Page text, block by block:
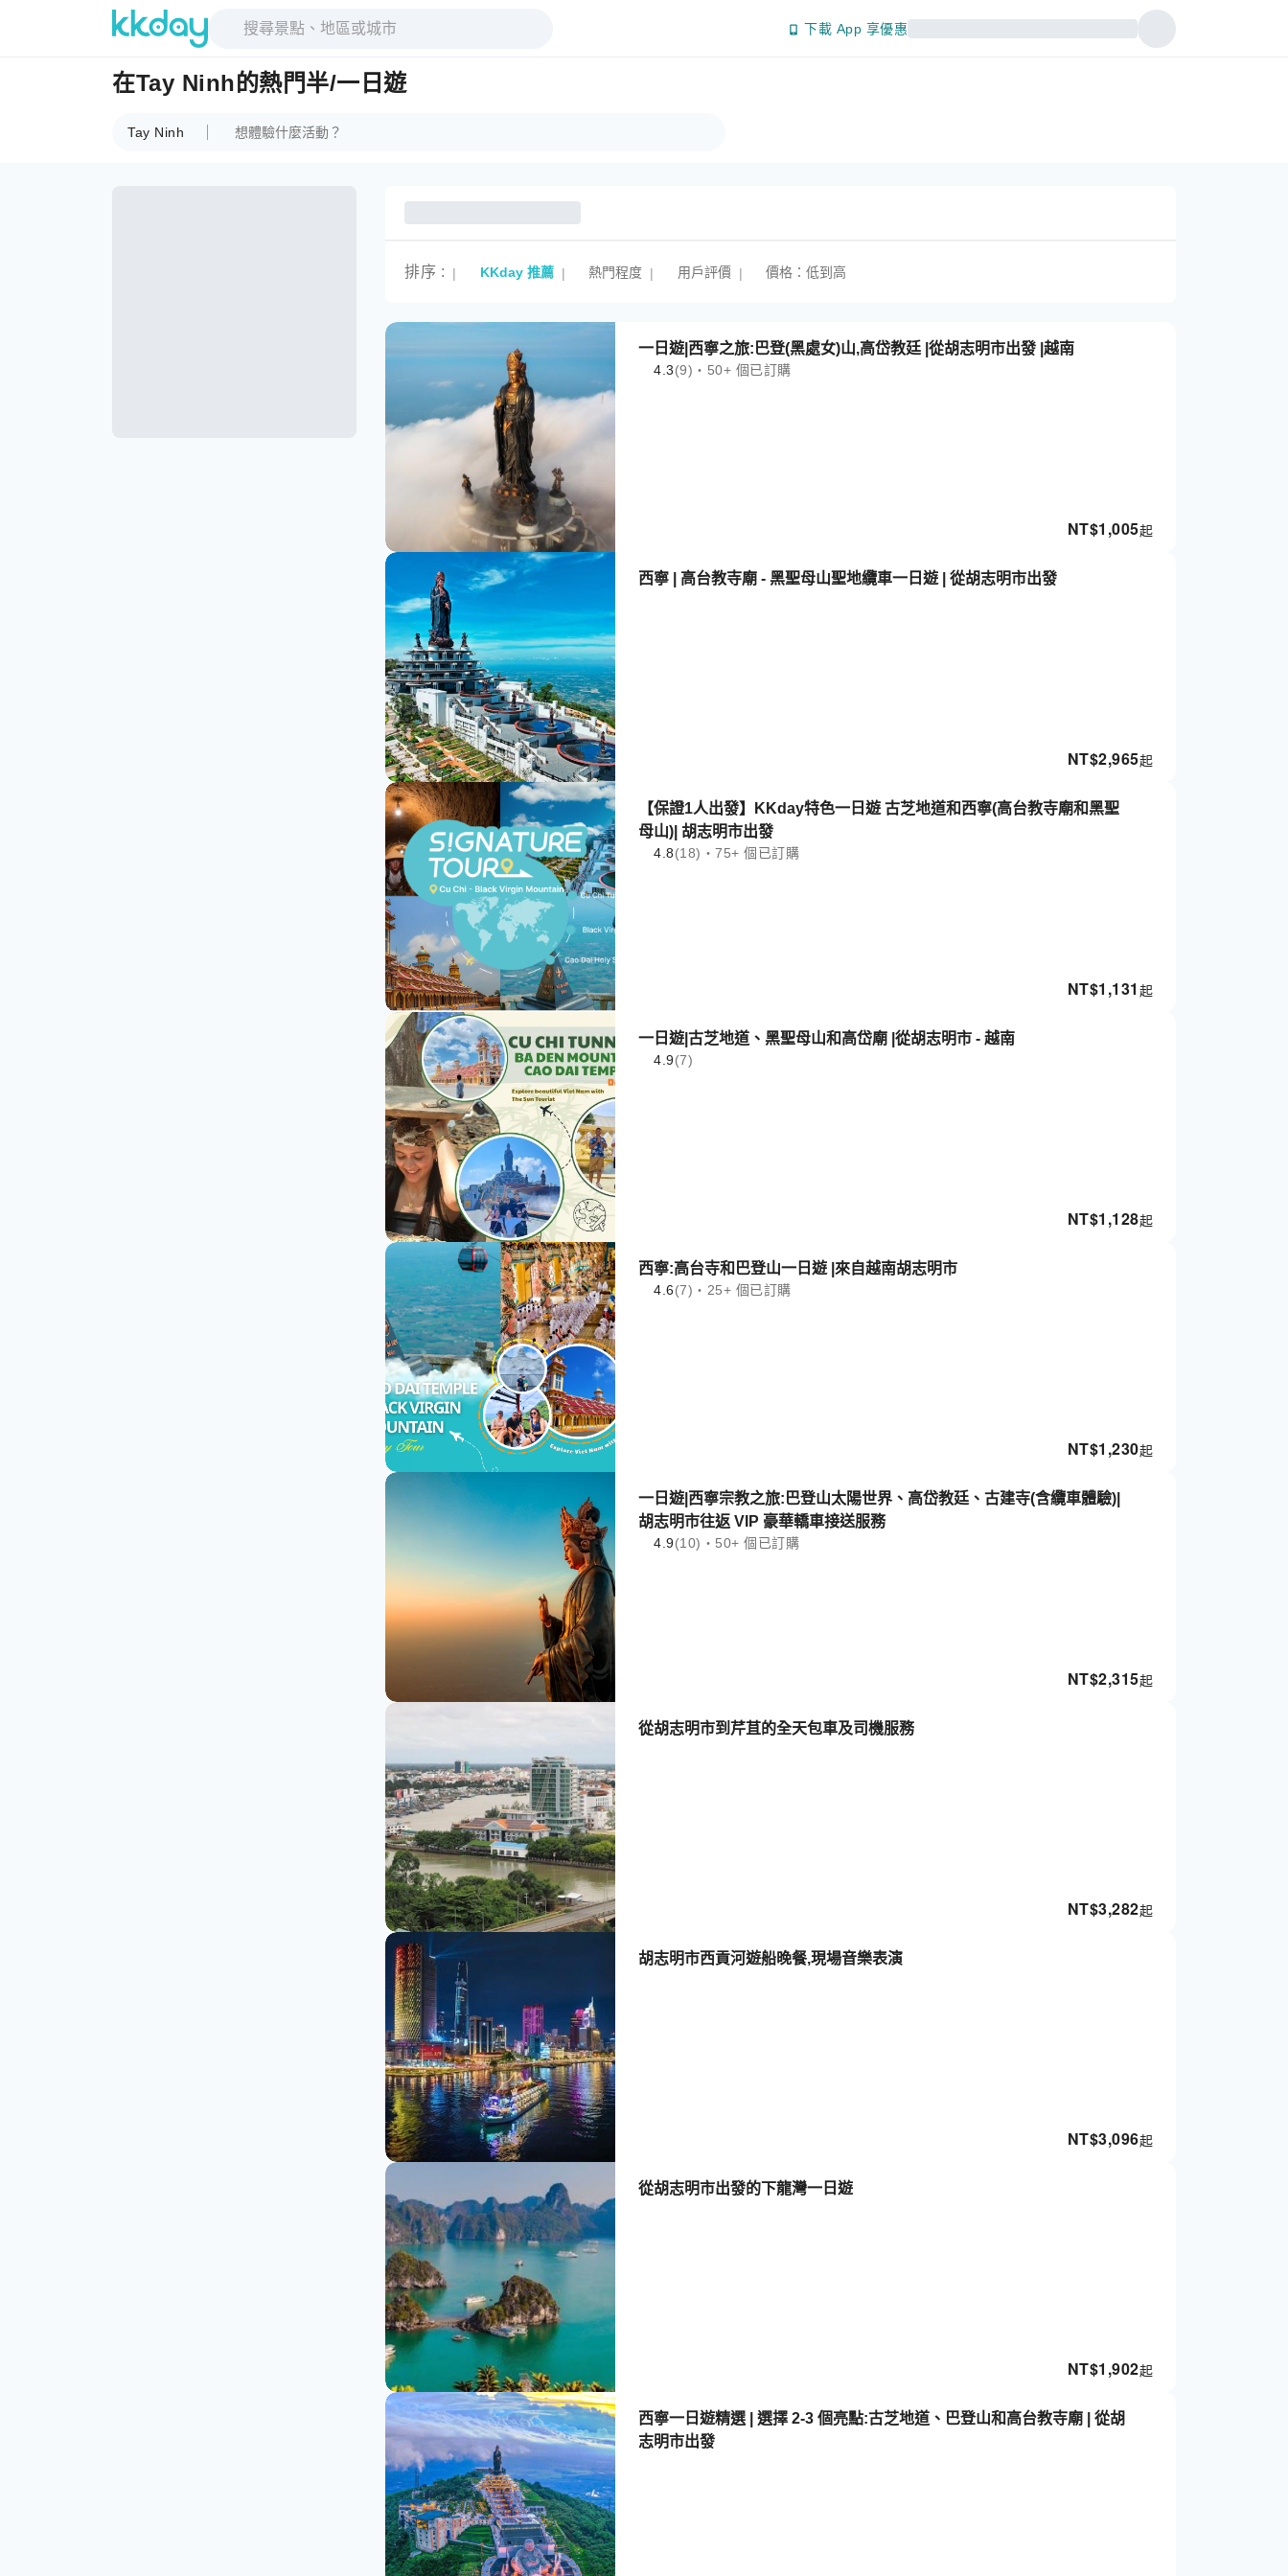
下載 App 享優惠
在Tay Ninh的熱門半/一日遊
Tay Ninh
排序 : | KKday 推薦 | 熱門程度 | 用戶評價 | 價格：低到高
一日遊|西寧之旅:巴登(黑處女)山,高岱教廷 |從胡志明市出發 |越南
4.3(9)・50+ 個已訂購
NT$1,005起
西寧 | 高台教寺廟 - 黑聖母山聖地纜車一日遊 | 從胡志明市出發
NT$2,965起
【保證1人出發】KKday特色一日遊 古芝地道和西寧(高台教寺廟和黑聖
母山)| 胡志明市出發
4.8(18)・75+ 個已訂購
NT$1,131 起
一日遊|古芝地道、黑聖母山和高岱廟 |從胡志明市 - 越南
4.9(7)
NT$1,128起
西寧:高台寺和巴登山一日遊 |來自越南胡志明市
4.6(7)・25+ 個已訂購
NT$1,230起
一日遊|西寧宗教之旅:巴登山太陽世界、高岱教廷、古建寺(含纜車體驗)|
胡志明市往返 VIP 豪華轎車接送服務
4.9(10)・50+ 個已訂購
NT$2,315起
從胡志明市到芹苴的全天包車及司機服務
NT$3,282起
胡志明市西貢河遊船晚餐,現場音樂表演
NT$3,096起
從胡志明市出發的下龍灣一日遊
NT$1,902起
西寧一日遊精選 | 選擇 2-3 個亮點:古芝地道、巴登山和高台教寺廟 | 從胡
志明市出發